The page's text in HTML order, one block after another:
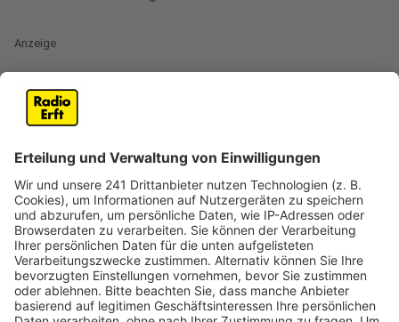
Anzeige
Langfristige Zusammenarbeit erwünscht
Anzeige
Die Stadt Wesseling sucht einen neuen Essensstand
für ihren Wochenmarkt. Der Stand soll vorübergehend
den beliebten Reibekuchenstand ersetzen, dessen
Betreiberin bis voraussichtlich Mitte Februar pausiert.
Die Deutsche Marktgilde und die Stadt Wesseling